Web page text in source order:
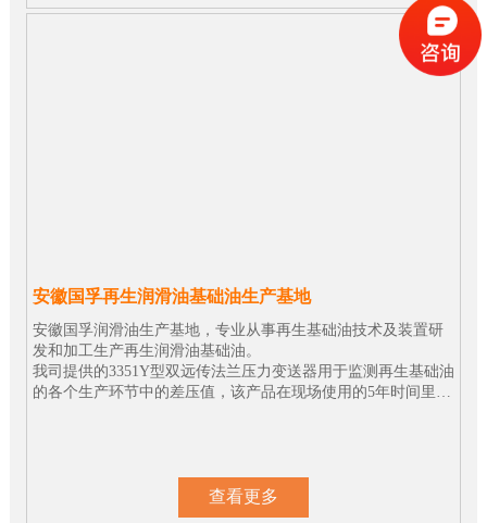
安徽国孚再生润滑油基础油生产基地
安徽国孚润滑油生产基地，专业从事再生基础油技术及装置研
发和加工生产再生润滑油基础油。
我司提供的3351Y型双远传法兰压力变送器用于监测再生基础油
的各个生产环节中的差压值，该产品在现场使用的5年时间里性
查看更多